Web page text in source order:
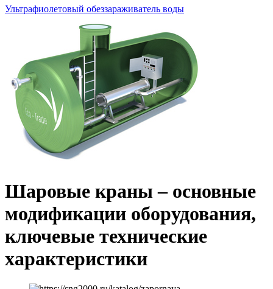
Ультрафиолетовый обеззараживатель воды
Шаровые краны – основные
модификации оборудования,
ключевые технические
характеристики